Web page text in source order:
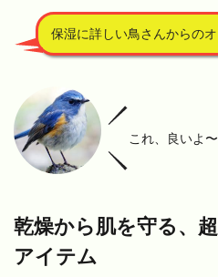
保湿に詳しい鳥さんからの
これ、良いよ〜
乾燥から肌を守る、
アイテム